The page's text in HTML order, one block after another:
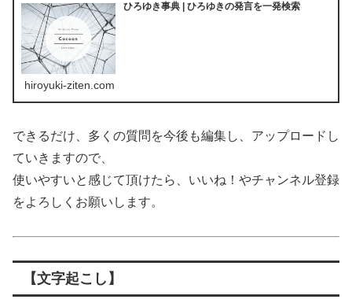
ひろゆき事典 | ひろゆきの発言を一発検索
hiroyuki-ziten.com
できるだけ、多くの質問を今後も編集し、アップロードし
ていきますので、
使いやすいと感じて頂けたら、いいね！やチャンネル登録
をよろしくお願いします。
【文字起こし】